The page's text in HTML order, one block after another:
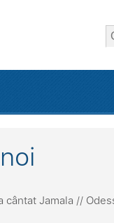
Jamala //